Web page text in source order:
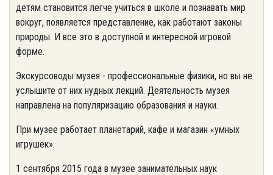
детям становится легче учиться в школе и познавать мир
вокруг, появляется представление, как работают законы
природы. И все это в доступной и интересной игровой
форме.
Экскурсоводы музея - профессиональные физики, но вы не
услышите от них нудных лекций. Деятельность музея
направлена на популяризацию образования и науки.
При музее работает планетарий, кафе и магазин «умных
игрушек».
1 сентября 2015 года в музее занимательных наук